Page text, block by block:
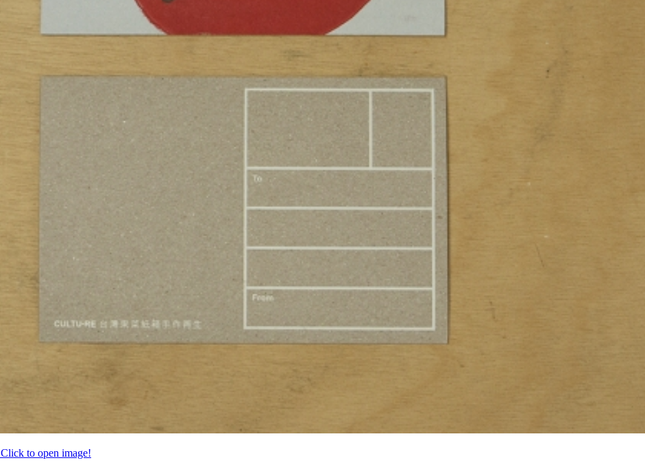
Click to open image!